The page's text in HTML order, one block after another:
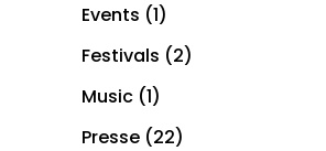
Events (1)
Festivals (2)
Music (1)
Presse (22)